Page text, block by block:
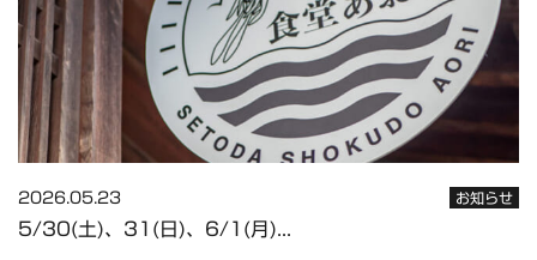
2026.05.23 お知らせ
5/30(土)、31(日)、6/1(月)...